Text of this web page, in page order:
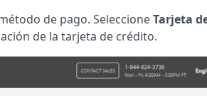
de pago. SeleccioneTarjeta
de la tarjeta de crédito.